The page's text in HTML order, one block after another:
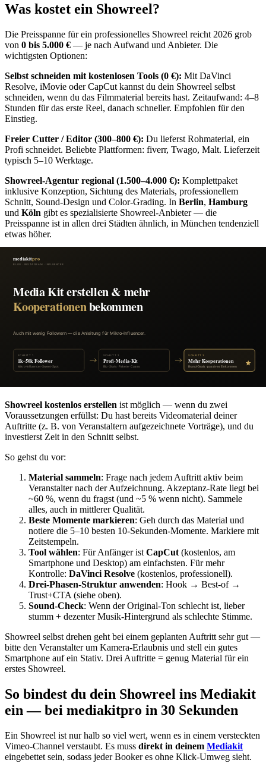
Was kostet ein Showreel?
Die Preisspanne für ein professionelles Showreel reicht 2026 grob
von 0 bis 5.000 € — je nach Aufwand und Anbieter. Die
wichtigsten Optionen:
Selbst schneiden mit kostenlosen Tools (0 €): Mit DaVinci
Resolve, iMovie oder CapCut kannst du dein Showreel selbst
schneiden, wenn du das Filmmaterial bereits hast. Zeitaufwand: 4–8
Stunden für das erste Reel, danach schneller. Empfohlen für den
Einstieg.
Freier Cutter / Editor (300–800 €): Du lieferst Rohmaterial, ein
Profi schneidet. Beliebte Plattformen: fiverr, Twago, Malt. Lieferzeit
typisch 5–10 Werktage.
Showreel-Agentur regional (1.500–4.000 €): Komplettpaket
inklusive Konzeption, Sichtung des Materials, professionellem
Schnitt, Sound-Design und Color-Grading. In Berlin, Hamburg
und Köln gibt es spezialisierte Showreel-Anbieter — die
Preisspanne ist in allen drei Städten ähnlich, in München tendenziell
etwas höher.
noch kein verwertbares Filmmaterial hast, brauchst du einen
Location-Scout. Sinnvoll, wenn du komplett bei Null startest und
ein „evergreen" Showreel willst, das 2–3 Jahre hält.
3.000 € ist, lohnt sich auch eine 2.500 €-Produktion problemlos.
Ist das Showreel kostenlos? Showreel
Showreel kostenlos erstellen ist möglich — wenn du zwei
Voraussetzungen erfüllst: Du hast bereits Videomaterial deiner
Auftritte (z. B. von Veranstaltern aufgezeichnete Vorträge), und du
investierst Zeit in den Schnitt selbst.
So gehst du vor:
Material sammeln: Frage nach jedem Auftritt aktiv beim
Veranstalter nach der Aufzeichnung. Akzeptanz-Rate liegt bei
~60 %, wenn du fragst (und ~5 % wenn nicht). Sammele
alles, auch in mittlerer Qualität.
Beste Momente markieren: Geh durch das Material und
notiere die 5–10 besten 10-Sekunden-Momente. Markiere mit
Zeitstempeln.
Tool wählen: Für Anfänger ist CapCut (kostenlos, am
Smartphone und Desktop) am einfachsten. Für mehr
Kontrolle: DaVinci Resolve (kostenlos, professionell).
Drei-Phasen-Struktur anwenden: Hook → Best-of →
Trust+CTA (siehe oben).
Sound-Check: Wenn der Original-Ton schlecht ist, lieber
stumm + dezenter Musik-Hintergrund als schlechte Stimme.
Showreel selbst drehen geht bei einem geplanten Auftritt sehr gut —
bitte den Veranstalter um Kamera-Erlaubnis und stell ein gutes
Smartphone auf ein Stativ. Drei Auftritte = genug Material für ein
erstes Showreel.
So bindest du dein Showreel ins Mediakit
ein — bei mediakitpro in 30 Sekunden
Ein Showreel ist nur halb so viel wert, wenn es in einem versteckten
Vimeo-Channel verstaubt. Es muss direkt in deinem Mediakit
eingebettet sein, sodass jeder Booker es ohne Klick-Umweg sieht.